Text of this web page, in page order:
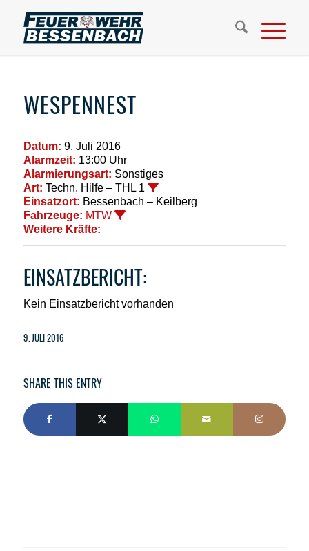
WESPENNEST
Datum: 9. Juli 2016
Alarmzeit: 13:00 Uhr
Alarmierungsart: Sonstiges
Art: Techn. Hilfe – THL 1
Einsatzort: Bessenbach – Keilberg
Fahrzeuge: MTW
Weitere Kräfte:
EINSATZBERICHT:
Kein Einsatzbericht vorhanden
9. JULI 2016
SHARE THIS ENTRY